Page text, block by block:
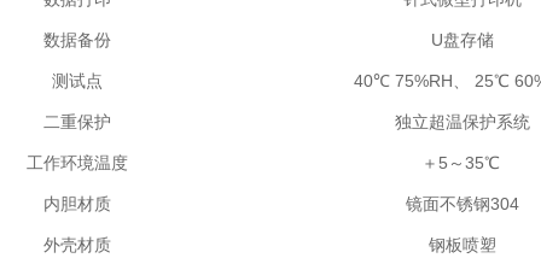
数据备份 U盘存储
测试点 40℃ 75%RH、 25℃
二重保护 独立超温保护系统
工作环境温度 ＋5～35℃
内胆材质 镜面不锈钢304
外壳材质 钢板喷塑